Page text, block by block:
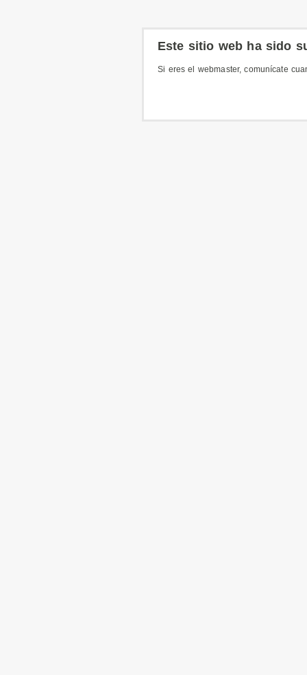
Este sitio web ha sido
Si eres el webmaster, comunícate